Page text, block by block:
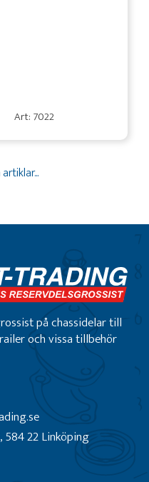
Art: 7022
på chassidelar till
och vissa tillbehör
584 22 Linköping